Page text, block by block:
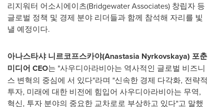
리지워터 어소시에이츠(Bridgewater Associates) 창립자 등
글로벌 정책 및 경제 분야 리더들과 함께 참석해 자리를 빛
낼 예정이다.
아나스타샤 니르코프스카야(Anastasia Nyrkovskaya) 포춘
미디어 CEO는 "사우디아라비아는 역사적인 글로벌 비즈니
스 변혁의 중심에 서 있다"라며 "신속한 경제 다각화, 전략적
투자, 미래에 대한 비전에 힘입어 사우디아라비아는 무역,
혁신, 투자 분야의 중요한 교차로로 부상하고 있다"고 말했